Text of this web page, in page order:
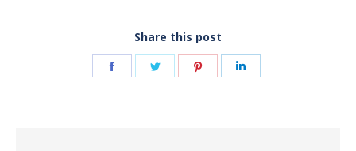
Share this post
Share
Share
Share